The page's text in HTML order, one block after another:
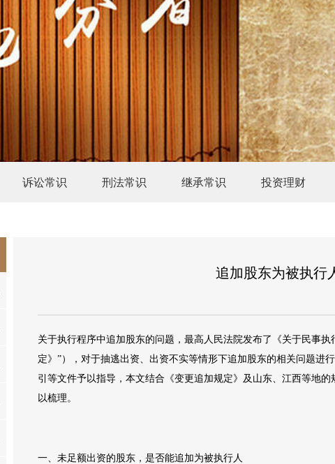
诉讼常识 刑法常识 继承常识 投资理财
追加股东为被执行
关于执行程序中追加股东的问题，最高人民法院发布了《关于民事
定》”），对于抽逃出资、出资不实等情形下追加股东的相关问题进
引等文件予以指导，本文结合《变更追加规定》及山东、江西等地
以梳理。
一、未足额出资的股东，是否能追加为被执行人